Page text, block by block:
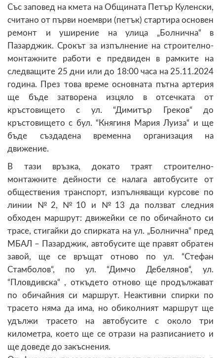
Със заповед на кмета на Общината Петър Куленски,
считано от първи ноември (петък) стартира основен
ремонт и уширение на улица „Болнична“ в
Пазарджик. Срокът за изпълнение на строително-
монтажните работи е предвиден в рамките на
следващите 25 дни или до 18:00 часа на 25.11.2024
година. През това време основната пътна артерия
ще бъде затворена изцяло в отсечката от
кръстовището с ул. “Димитър Греков“ до
кръстовището с бул. “Княгиня Мария Луиза“ и ще
бъде създадена временна организация на
движение.
В тази връзка, докато траят строително-
монтажните дейности се налага автобусите от
обществения транспорт, изпълняващи курсове по
линии №2, №10 и №13 да ползват следния
обходен маршрут: движейки се по обичайното си
трасе, стигайки до спирката на ул. „Болнична“ пред
МБАЛ – Пазарджик, автобусите ще правят обратен
завой, ще се връщат отново по ул. “Стефан
Стамболов“, по ул. “Димчо Дебелянов“, ул.
“Пловдивска“ , откъдето отново ще продължават
по обичайния си маршрут. Неактивни спирки по
трасето няма да има, но обиколният маршрут ще
удължи трасето на автобусите с около три
километра, което ще се отрази на разписанието и
ще доведе до закъснения.